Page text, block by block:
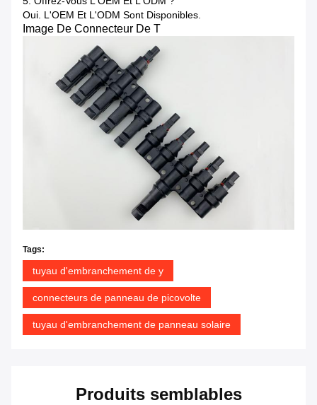
Oui. L'OEM Et L'ODM Sont Disponibles.
Image De Connecteur De T
Tags:
tuyau d'embranchement de y
connecteurs de panneau de picovolte
tuyau d'embranchement de panneau solaire
Produits semblables